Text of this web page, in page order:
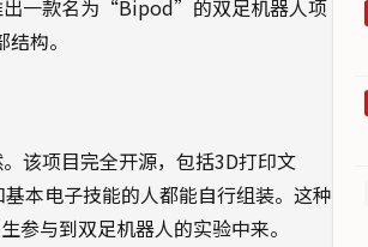
出一款名为“Bipod”的双足机器人项
构。
该项目完全开源，包括3D打印文
本电子技能的人都能自行组装。这种
参与到双足机器人的实验中来。